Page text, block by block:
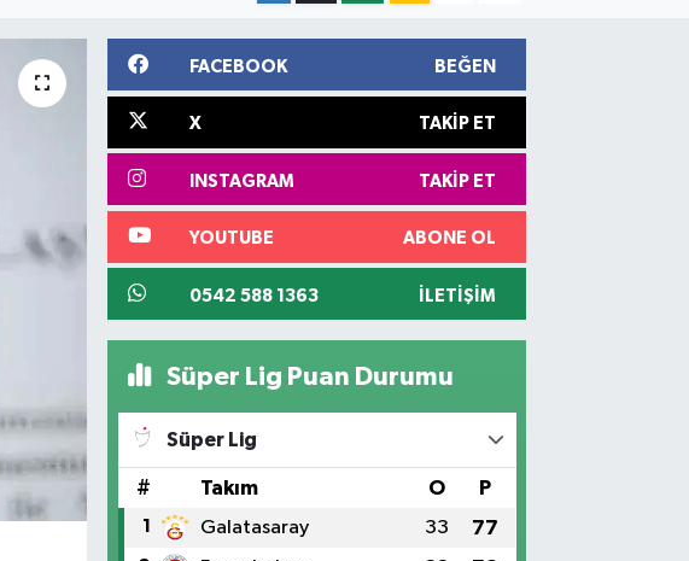
FACEBOOK BEĞEN
X TAKIP ET
INSTAGRAM TAKIP ET
YOUTUBE ABONE OL
0542 588 1363 İLETIŞIM
Süper Lig Puan Durumu
Süper Lig
# Takım O P
1 Galatasaray 33 77